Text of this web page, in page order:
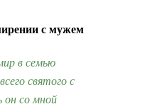
с мужем
в семью
святого с
он со мной